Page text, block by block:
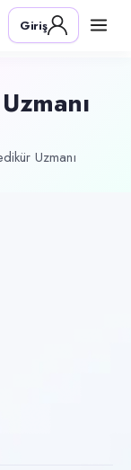
Giriş
Uzmanı